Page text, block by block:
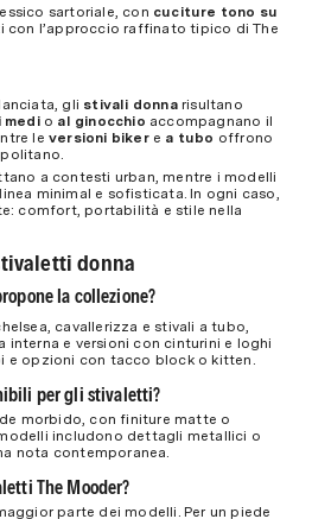
sartoriale, con cuciture tono su
con l’approccio raffinato tipico di The
gli stivali donnarisultano
medio al ginocchio accompagnano il
le versioni bikere a tubo offrono
a contesti urban, mentre i modelli
minimal e sofisticata. In ogni caso,
comfort, portabilità e stile nella
donna
la collezione?
cavallerizza e stivali a tubo,
interna e versioni con cinturini e loghi
e opzioni con tacco block o kitten.
per gli stivaletti?
morbido, con finiture matte o
includono dettagli metallici o
nota contemporanea.
The Mooder?
parte dei modelli. Per un piede